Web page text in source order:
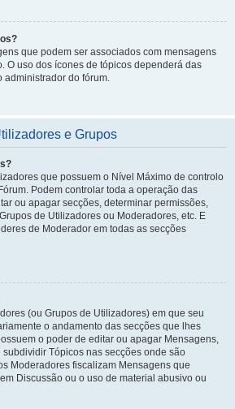
que podem ser associados com mensagens
O uso dos ícones de tópicos dependerá das
administrador do fórum.
e Grupos
que possuem o Nível Máximo de controlo
Podem controlar toda a operação das
ou apagar secções, determinar permissões,
de Utilizadores ou Moderadores, etc. E
de Moderador em todas as secções
(ou Grupos de Utilizadores) em que seu
o andamento das secções que lhes
o poder de editar ou apagar Mensagens,
subdividir Tópicos nas secções onde são
Moderadores fiscalizam Mensagens que
Discussão ou o uso de material abusivo ou